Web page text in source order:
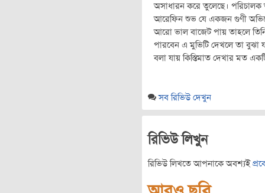
অসাধারন করে তুলেছে।
আরেফিন শুভ যে একজন গুণী
আরো ভাল বাজেট পায় তাহলে
পারবেন এ মুভিটি দেখলে তা বুঝা
বলা যায় কিস্তিমাত দেখার মত
সব রিভিউ দেখুন
রিভিউ লিখুন
রিভিউ লিখতে আপনাকে অবশ্যই